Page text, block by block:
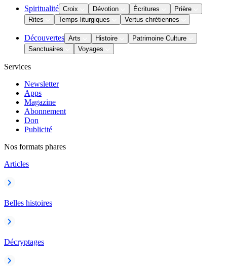
Spiritualité Croix Dévotion Écritures
Prière
Rites
Temps liturgiques Vertus chrétiennes
Découvertes Arts Histoire
Patrimoine Culture
Sanctuaires
Voyages
Services
Newsletter
Apps
Magazine
Abonnement
Don
Publicité
Nos formats phares
Articles
Belles histoires
Décryptages